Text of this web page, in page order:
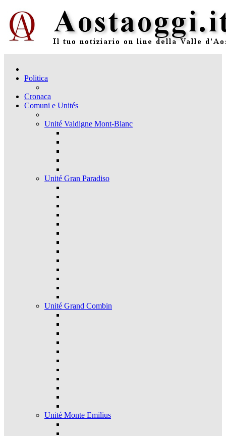
Politica
Cronaca
Comuni e Unités
Unité Valdigne Mont-Blanc
Unité Gran Paradiso
Unité Grand Combin
Unité Monte Emilius